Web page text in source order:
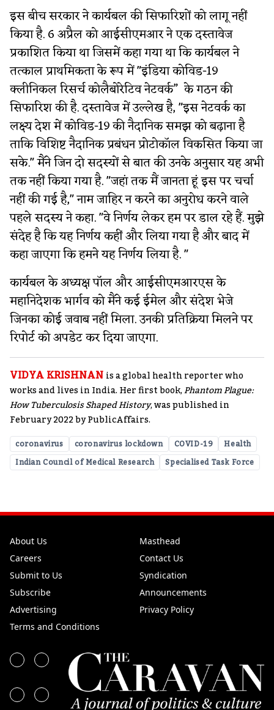
इस बीच सरकार ने कार्यबल की सिफारिशों को लागू नहीं
किया है. 6 अप्रैल को आईसीएमआर ने एक दस्तावेज
प्रकाशित किया था जिसमें कहा गया था कि कार्यबल ने
तत्काल प्राथमिकता के रूप में "इंडिया कोविड-19
क्लीनिकल रिसर्च कोलैबोरेटिव नेटवर्क” के गठन की
सिफारिश की है. दस्तावेज में उल्लेख है, "इस नेटवर्क का
लक्ष्य देश में कोविड-19 की नैदानिक समझ को बढ़ाना है
ताकि विशिष्ट नैदानिक प्रबंधन प्रोटोकॉल विकसित किया जा
सके." मैंने जिन दो सदस्यों से बात की उनके अनुसार यह अभी
तक नहीं किया गया है. "जहां तक मैं जानता हूं इस पर चर्चा
नहीं की गई है," नाम जाहिर न करने का अनुरोध करने वाले
पहले सदस्य ने कहा. "वे निर्णय लेकर हम पर डाल रहे हैं. मुझे
संदेह है कि यह निर्णय कहीं और लिया गया है और बाद में
कहा जाएगा कि हमने यह निर्णय लिया है. "
कार्यबल के अध्यक्ष पॉल और आईसीएमआरएस के
महानिदेशक भार्गव को मैंने कई ईमेल और संदेश भेजे
जिनका कोई जवाब नहीं मिला. उनकी प्रतिक्रिया मिलने पर
रिपोर्ट को अपडेट कर दिया जाएगा.
VIDYA KRISHNANis a global health reporter who
works and lives in India. Her first book,Phantom Plague:
How Tuberculosis Shaped History, was published in
February 2022 by PublicAffairs.
coronavirus coronavirus lockdown COVID-19
Health
Indian Council of Medical Research
Specialised Task Force
About Us
Masthead
Careers
Contact Us
Submit to Us
Syndication
Subscribe
Announcements
Advertising
Privacy Policy
Terms and Conditions